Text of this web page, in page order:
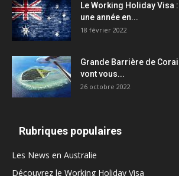
Le Working Holiday Visa
une année en...
18 février 2022
Grande Barrière de
vont vous...
26 octobre 2022
Rubriques populaires
Les News en Australie
Découvrez le Working Holiday Visa